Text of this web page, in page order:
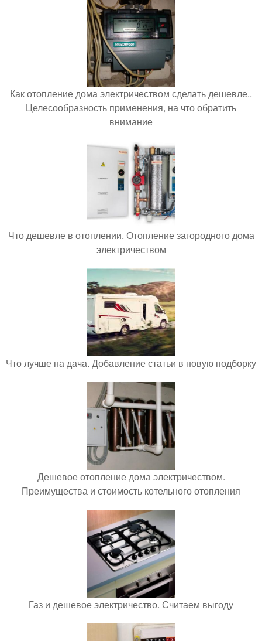
Как отопление дома электричеством сделать дешевле..
Целесообразность применения, на что обратить
внимание
Что дешевле в отоплении. Отопление загородного дома
электричеством
Что лучше на дача. Добавление статьи в новую подборку
Дешевое отопление дома электричеством.
Преимущества и стоимость котельного отопления
Газ и дешевое электричество. Считаем выгоду